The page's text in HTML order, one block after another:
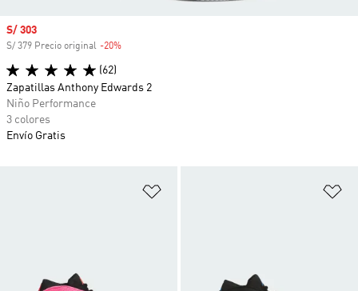
Precio de venta
S/ 303
S/ 379 Precio original -20%
(62)
Zapatillas Anthony Edwards 2
Niño Performance
3 colores
Envío Gratis